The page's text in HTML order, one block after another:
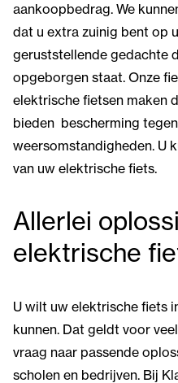
aankoopbedrag. We
dat u extra zuinig bent op
geruststellende gedachte
opgeborgen staat. Onze
elektrische fietsen maken
bieden bescherming
weersomstandigheden. U
van uw elektrische fiets.
Allerlei
elektrische
U wilt uw elektrische fiets
kunnen. Dat geldt voor
vraag naar passende
scholen en bedrijven. Bij